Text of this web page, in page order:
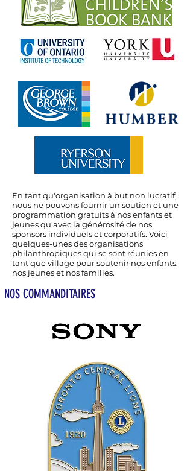
En tant qu'organisation à but non lucratif,
nous ne pouvons fournir un soutien et une
programmation gratuits à nos enfants et
jeunes qu'avec la générosité de nos
sponsors individuels et corporatifs. Voici
quelques-unes des organisations
philanthropiques qui se sont réunies en
tant que village pour soutenir nos enfants,
nos jeunes et nos familles.
NOS COMMANDITAIRES